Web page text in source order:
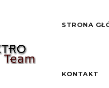
STRONA
KONTAKT